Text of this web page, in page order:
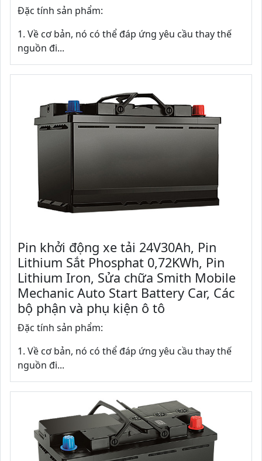
Đặc tính sản phẩm:
1. Về cơ bản, nó có thể đáp ứng yêu cầu thay thế
nguồn đi...
Pin khởi động xe tải 24V30Ah, Pin
Lithium Sắt Phosphat 0,72KWh, Pin
Lithium Iron, Sửa chữa Smith Mobile
Mechanic Auto Start Battery Car, Các
bộ phận và phụ kiện ô tô
Đặc tính sản phẩm:
1. Về cơ bản, nó có thể đáp ứng yêu cầu thay thế
nguồn đi...